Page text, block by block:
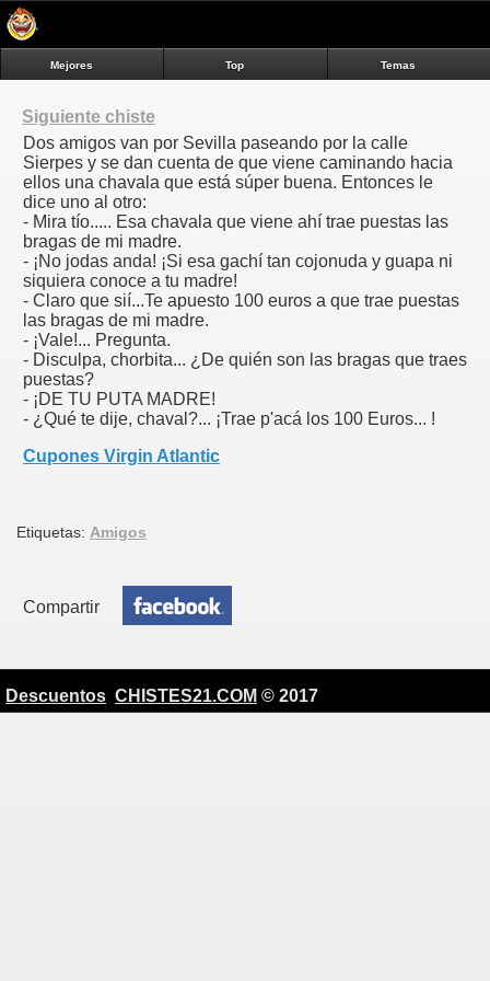
Mejores Top Temas
Siguiente chiste
Dos amigos van por Sevilla paseando por la calle
Sierpes y se dan cuenta de que viene caminando hacia
ellos una chavala que está súper buena. Entonces le
dice uno al otro:
- Mira tío..... Esa chavala que viene ahí trae puestas las
bragas de mi madre.
- ¡No jodas anda! ¡Si esa gachí tan cojonuda y guapa ni
siquiera conoce a tu madre!
- Claro que sií...Te apuesto 100 euros a que trae puestas
las bragas de mi madre.
- ¡Vale!... Pregunta.
- Disculpa, chorbita... ¿De quién son las bragas que traes
puestas?
- ¡DE TU PUTA MADRE!
- ¿Qué te dije, chaval?... ¡Trae p'acá los 100 Euros... !
Cupones Virgin Atlantic
Etiquetas: Amigos
Compartir
Descuentos CHISTES21.COM © 2017